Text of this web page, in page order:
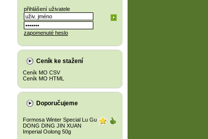
přihlášení uživatele
zapomenuté heslo
Ceník ke stažení
Ceník MO CSV
Ceník MO HTML
Doporučujeme
Formosa Winter Special Lu Gu
DONG DING JIN XUAN
Imperial Oolong 50g